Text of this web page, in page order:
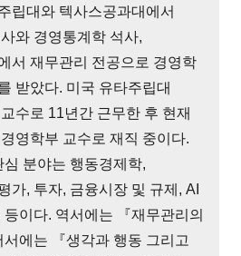
립대와 텍사스공과대에서
와 경영통계학 석사,
서 재무관리 전공으로 경영학
받았다. 미국 유타주립대
수로 11년간 근무한 후 현재
영학부 교수로 재직 중이다.
심 분야는 행동경제학,
가, 투자, 금융시장 및 규제, AI
등이다. 역서에는 『재무관리의
서에는 『생각과 행동 그리고